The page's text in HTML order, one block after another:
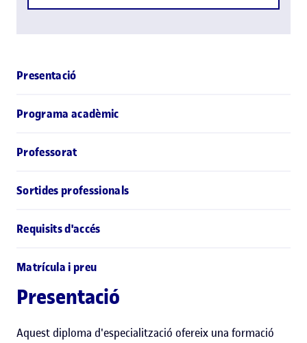
Presentació
Programa acadèmic
Professorat
Sortides professionals
Requisits d'accés
Matrícula i preu
Presentació
Aquest diploma d'especialització ofereix una formació